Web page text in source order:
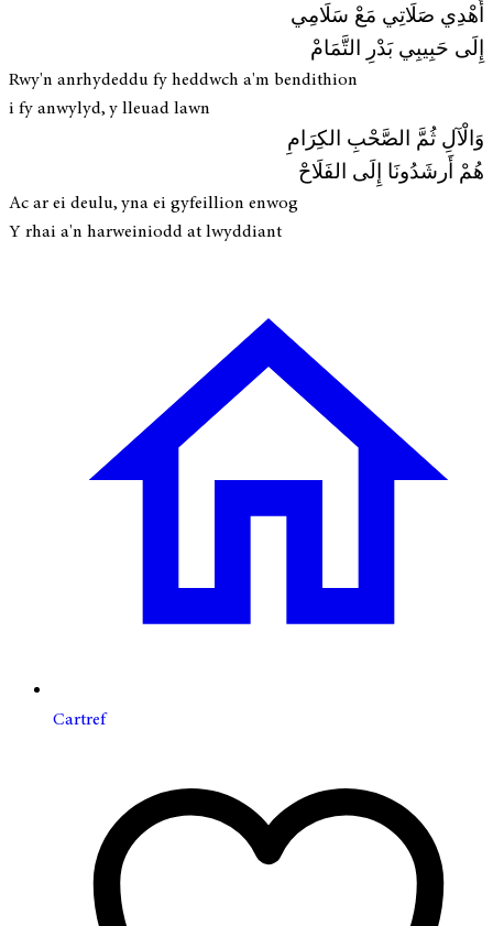
أُهْدِي صَلَاتِي مَعْ سَلَامِي
إِلَى حَبِيبِي بَدْرِ التَّمَامْ
Rwy'n anrhydeddu fy heddwch a'm bendithion
i fy anwylyd, y lleuad lawn
وَالْآلِ ثُمَّ الصَّحْبِ الكِرَامِ
هُمْ أَرشَدُونَا إِلَى الفَلَاحْ
Ac ar ei deulu, yna ei gyfeillion enwog
Y rhai a'n harweiniodd at lwyddiant
Cartref